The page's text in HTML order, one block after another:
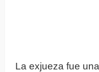
La exjueza fue